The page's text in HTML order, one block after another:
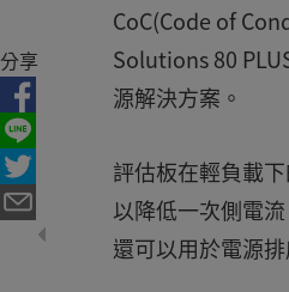
CoC(Code of
Solutions 80
源解決方案。
評估板在輕負載
以降低一次側電
還可以用於電源
分享